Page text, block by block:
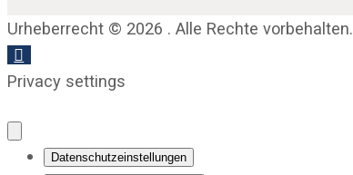
Urheberrecht © 2026 . Alle Rechte vorbehalten.
Privacy settings
Datenschutzeinstellungen